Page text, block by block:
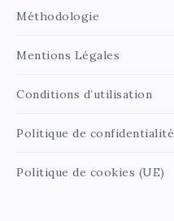
Méthodologie
Mentions Légales
Conditions d’utilisation
Politique de confidentialité
Politique de cookies (UE)